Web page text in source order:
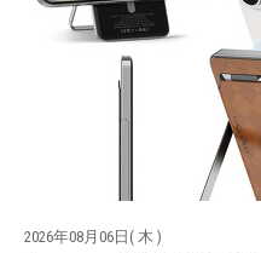
2026年08月06日( 木 )